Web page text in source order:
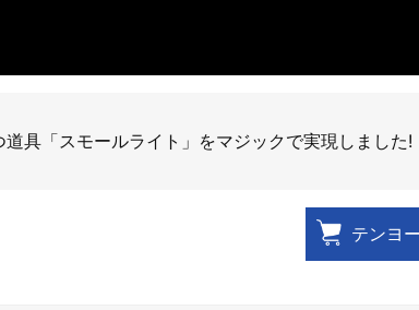
具「スモールライト」をマジックで実現しました!
テンヨ